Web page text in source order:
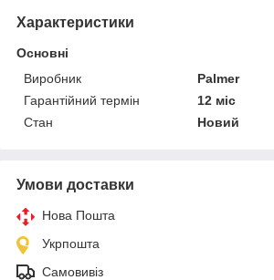
Характеристики
Основні
Виробник
Palmer
Гарантійний термін
12 міс
Стан
Новий
Умови доставки
Нова Пошта
Укрпошта
Самовивіз